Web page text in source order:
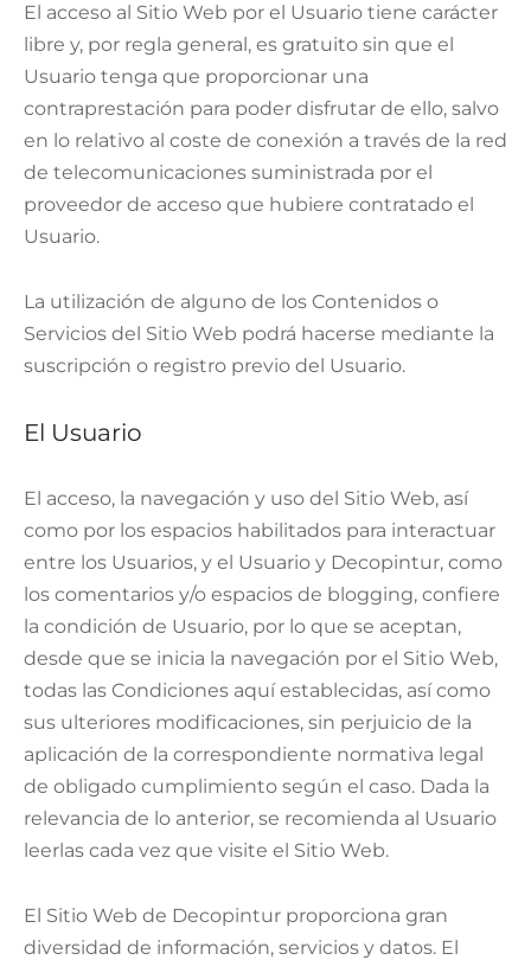
El acceso al Sitio Web por el Usuario tiene carácter
libre y, por regla general, es gratuito sin que el
Usuario tenga que proporcionar una
contraprestación para poder disfrutar de ello, salvo
en lo relativo al coste de conexión a través de la red
de telecomunicaciones suministrada por el
proveedor de acceso que hubiere contratado el
Usuario.
La utilización de alguno de los Contenidos o
Servicios del Sitio Web podrá hacerse mediante la
suscripción o registro previo del Usuario.
El Usuario
El acceso, la navegación y uso del Sitio Web, así
como por los espacios habilitados para interactuar
entre los Usuarios, y el Usuario y Decopintur, como
los comentarios y/o espacios de blogging, confiere
la condición de Usuario, por lo que se aceptan,
desde que se inicia la navegación por el Sitio Web,
todas las Condiciones aquí establecidas, así como
sus ulteriores modificaciones, sin perjuicio de la
aplicación de la correspondiente normativa legal
de obligado cumplimiento según el caso. Dada la
relevancia de lo anterior, se recomienda al Usuario
leerlas cada vez que visite el Sitio Web.
El Sitio Web de Decopintur proporciona gran
diversidad de información, servicios y datos. El